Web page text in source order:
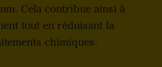
Cela contribue ainsi à
tout en réduisant la
chimiques.